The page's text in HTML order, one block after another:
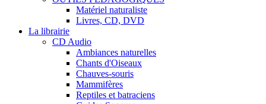
Matériel naturaliste
Livres, CD, DVD
La librairie
CD Audio
Ambiances naturelles
Chants d'Oiseaux
Chauves-souris
Mammifères
Reptiles et batraciens